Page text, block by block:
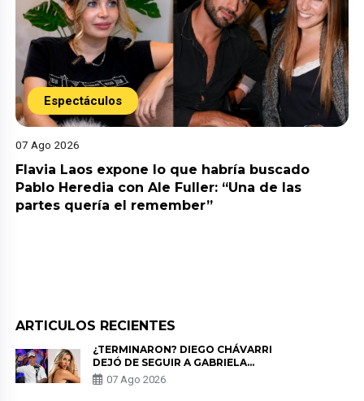
Espectáculos
07 Ago 2026
Flavia Laos expone lo que habría buscado
Pablo Heredia con Ale Fuller: “Una de las
partes quería el remember”
ARTICULOS RECIENTES
¿TERMINARON? DIEGO CHÁVARRI
DEJÓ DE SEGUIR A GABRIELA
HERRERA Y ANUNCIA SU SALIDA
DE PÓDCAST
07 Ago 2026